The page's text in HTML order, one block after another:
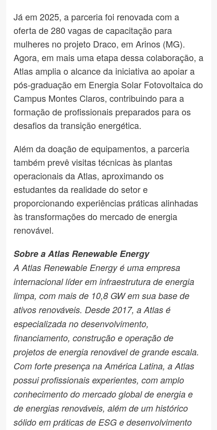
Já em 2025, a parceria foi renovada com a
oferta de 280 vagas de capacitação para
mulheres no projeto Draco, em Arinos (MG).
Agora, em mais uma etapa dessa colaboração, a
Atlas amplia o alcance da iniciativa ao apoiar a
pós-graduação em Energia Solar Fotovoltaica do
Campus Montes Claros, contribuindo para a
formação de profissionais preparados para os
desafios da transição energética.
Além da doação de equipamentos, a parceria
também prevê visitas técnicas às plantas
operacionais da Atlas, aproximando os
estudantes da realidade do setor e
proporcionando experiências práticas alinhadas
às transformações do mercado de energia
renovável.
Sobre a Atlas Renewable Energy
A Atlas Renewable Energy é uma empresa
internacional líder em infraestrutura de energia
limpa, com mais de 10,8 GW em sua base de
ativos renováveis. Desde 2017, a Atlas é
especializada no desenvolvimento,
financiamento, construção e operação de
projetos de energia renovável de grande escala.
Com forte presença na América Latina, a Atlas
possui profissionais experientes, com amplo
conhecimento do mercado global de energia e
de energias renováveis, além de um histórico
sólido em práticas de ESG e desenvolvimento